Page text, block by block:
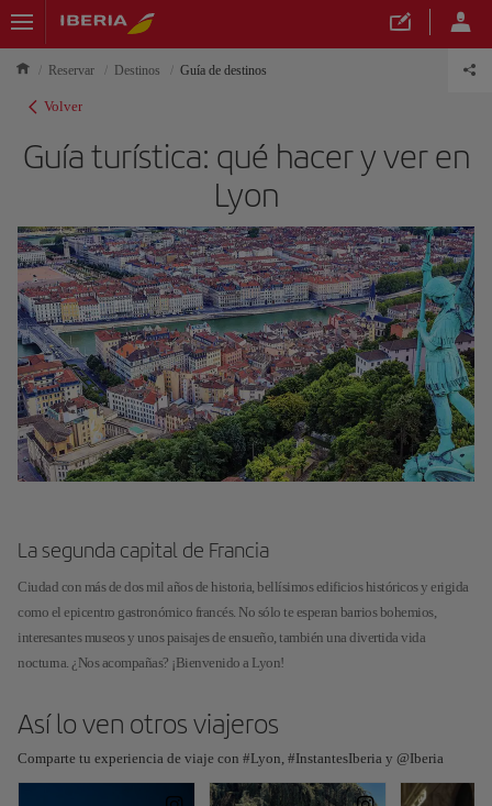
Reservar Destinos Guía de destinos
Volver
Guía turística: qué hacer y ver en
Lyon
La segunda capital de Francia
Ciudad con más de dos mil años de historia, bellísimos edificios históricos y erigida
como el epicentro gastronómico francés. No sólo te esperan barrios bohemios,
interesantes museos y unos paisajes de ensueño, también una divertida vida
nocturna. ¿Nos acompañas? ¡Bienvenido a Lyon!
Así lo ven otros viajeros
Comparte tu experiencia de viaje con #Lyon, #InstantesIberia y @Iberia